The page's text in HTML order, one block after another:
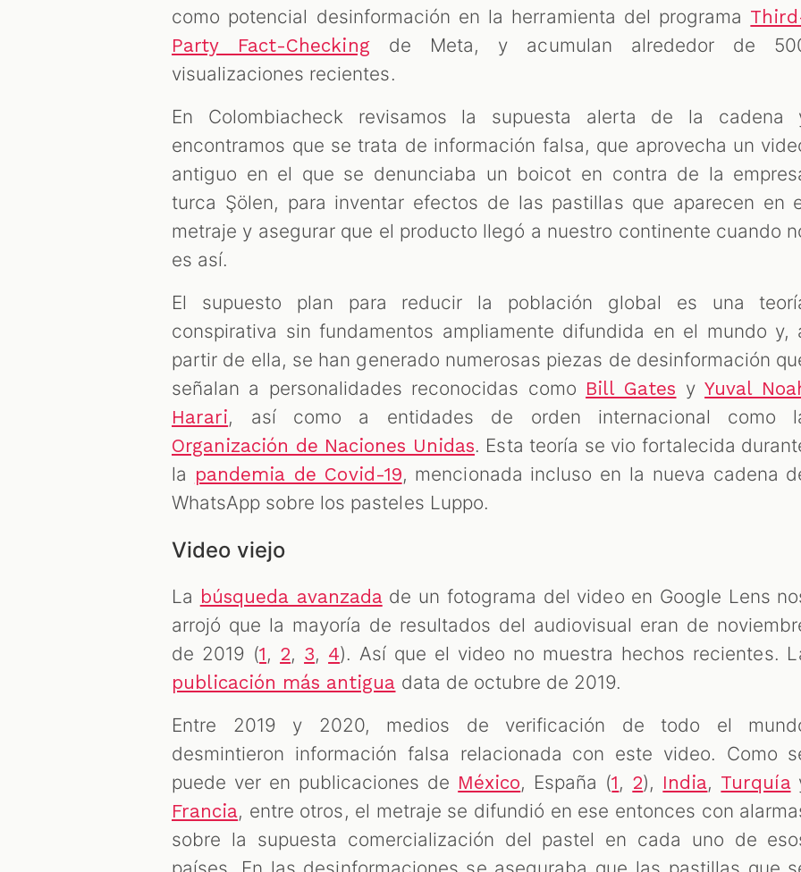
como potencial desinformación en la herramienta del programa
Party Fact-Checkingde Meta, y acumulan alrededor de
visualizaciones recientes.
En Colombiacheck revisamos la supuesta alerta de la cadena
encontramos que se trata de información falsa, que aprovecha un
antiguo en el que se denunciaba un boicot en contra de la
turca Şölen, para inventar efectos de las pastillas que aparecen en
metraje y asegurar que el producto llegó a nuestro continente cuando
es así.
El supuesto plan para reducir la población global es una
conspirativa sin fundamentos ampliamente difundida en el mundo y,
partir de ella, se han generado numerosas piezas de desinformación
señalan a personalidades reconocidas como Bill Gates yYuval
Harari, así como a entidades de orden internacional como
Organización de Naciones Unidas. Esta teoría se vio fortalecida
la pandemia de Covid-19, mencionada incluso en la nueva cadena
WhatsApp sobre los pasteles Luppo.
Video viejo
La búsqueda avanzadade un fotograma del video en Google Lens
arrojó que la mayoría de resultados del audiovisual eran de
de 2019 (1, 2, 3, 4). Así que el video no muestra hechos recientes.
publicación más antigua data de octubre de 2019.
Entre 2019 y 2020, medios de verificación de todo el
desmintieron información falsa relacionada con este video. Como
puede ver en publicaciones de México, España (1, 2), India, Turquía
Francia, entre otros, el metraje se difundió en ese entonces con
sobre la supuesta comercialización del pastel en cada uno de